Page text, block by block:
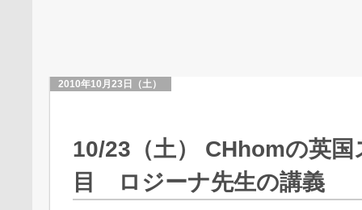
2010年10月23日（土）
10/23（土） CHhomの英
目 ロジーナ先生の講義